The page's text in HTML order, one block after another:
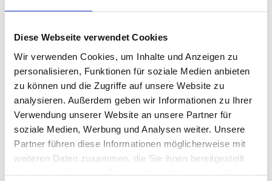
Diese Webseite verwendet Cookies
Wir verwenden Cookies, um Inhalte und Anzeigen zu
personalisieren, Funktionen für soziale Medien anbieten
zu können und die Zugriffe auf unsere Website zu
analysieren. Außerdem geben wir Informationen zu Ihrer
Verwendung unserer Website an unsere Partner für
soziale Medien, Werbung und Analysen weiter. Unsere
Partner führen diese Informationen möglicherweise mit
weiteren Daten zusammen, die Sie ihnen bereitgestellt
Basis für weiteres Wachstum geschaffen. Mit dem
die Mobilität der Zukunft gestalten und betreibt dafür schon
heute knapp 50 Ladesäulen an mehr als 30 Standorten und fünf
LNG-Tankstellen. E-Fuels und Wasserstoff identifiziert Q1 als
weitere Zukunftsträger.
GasCom bringt den Zugriff auf eine Verflüssigungsanlage zur
Umwandlung von Bio-Methan in Bio-LNG mit einer Kapazität von
50.000 Tonnen pro Jahr in die Einkaufsgesellschaft ein. Zudem
verfügt GasCom über Expertise in den Bereichen virtuelle